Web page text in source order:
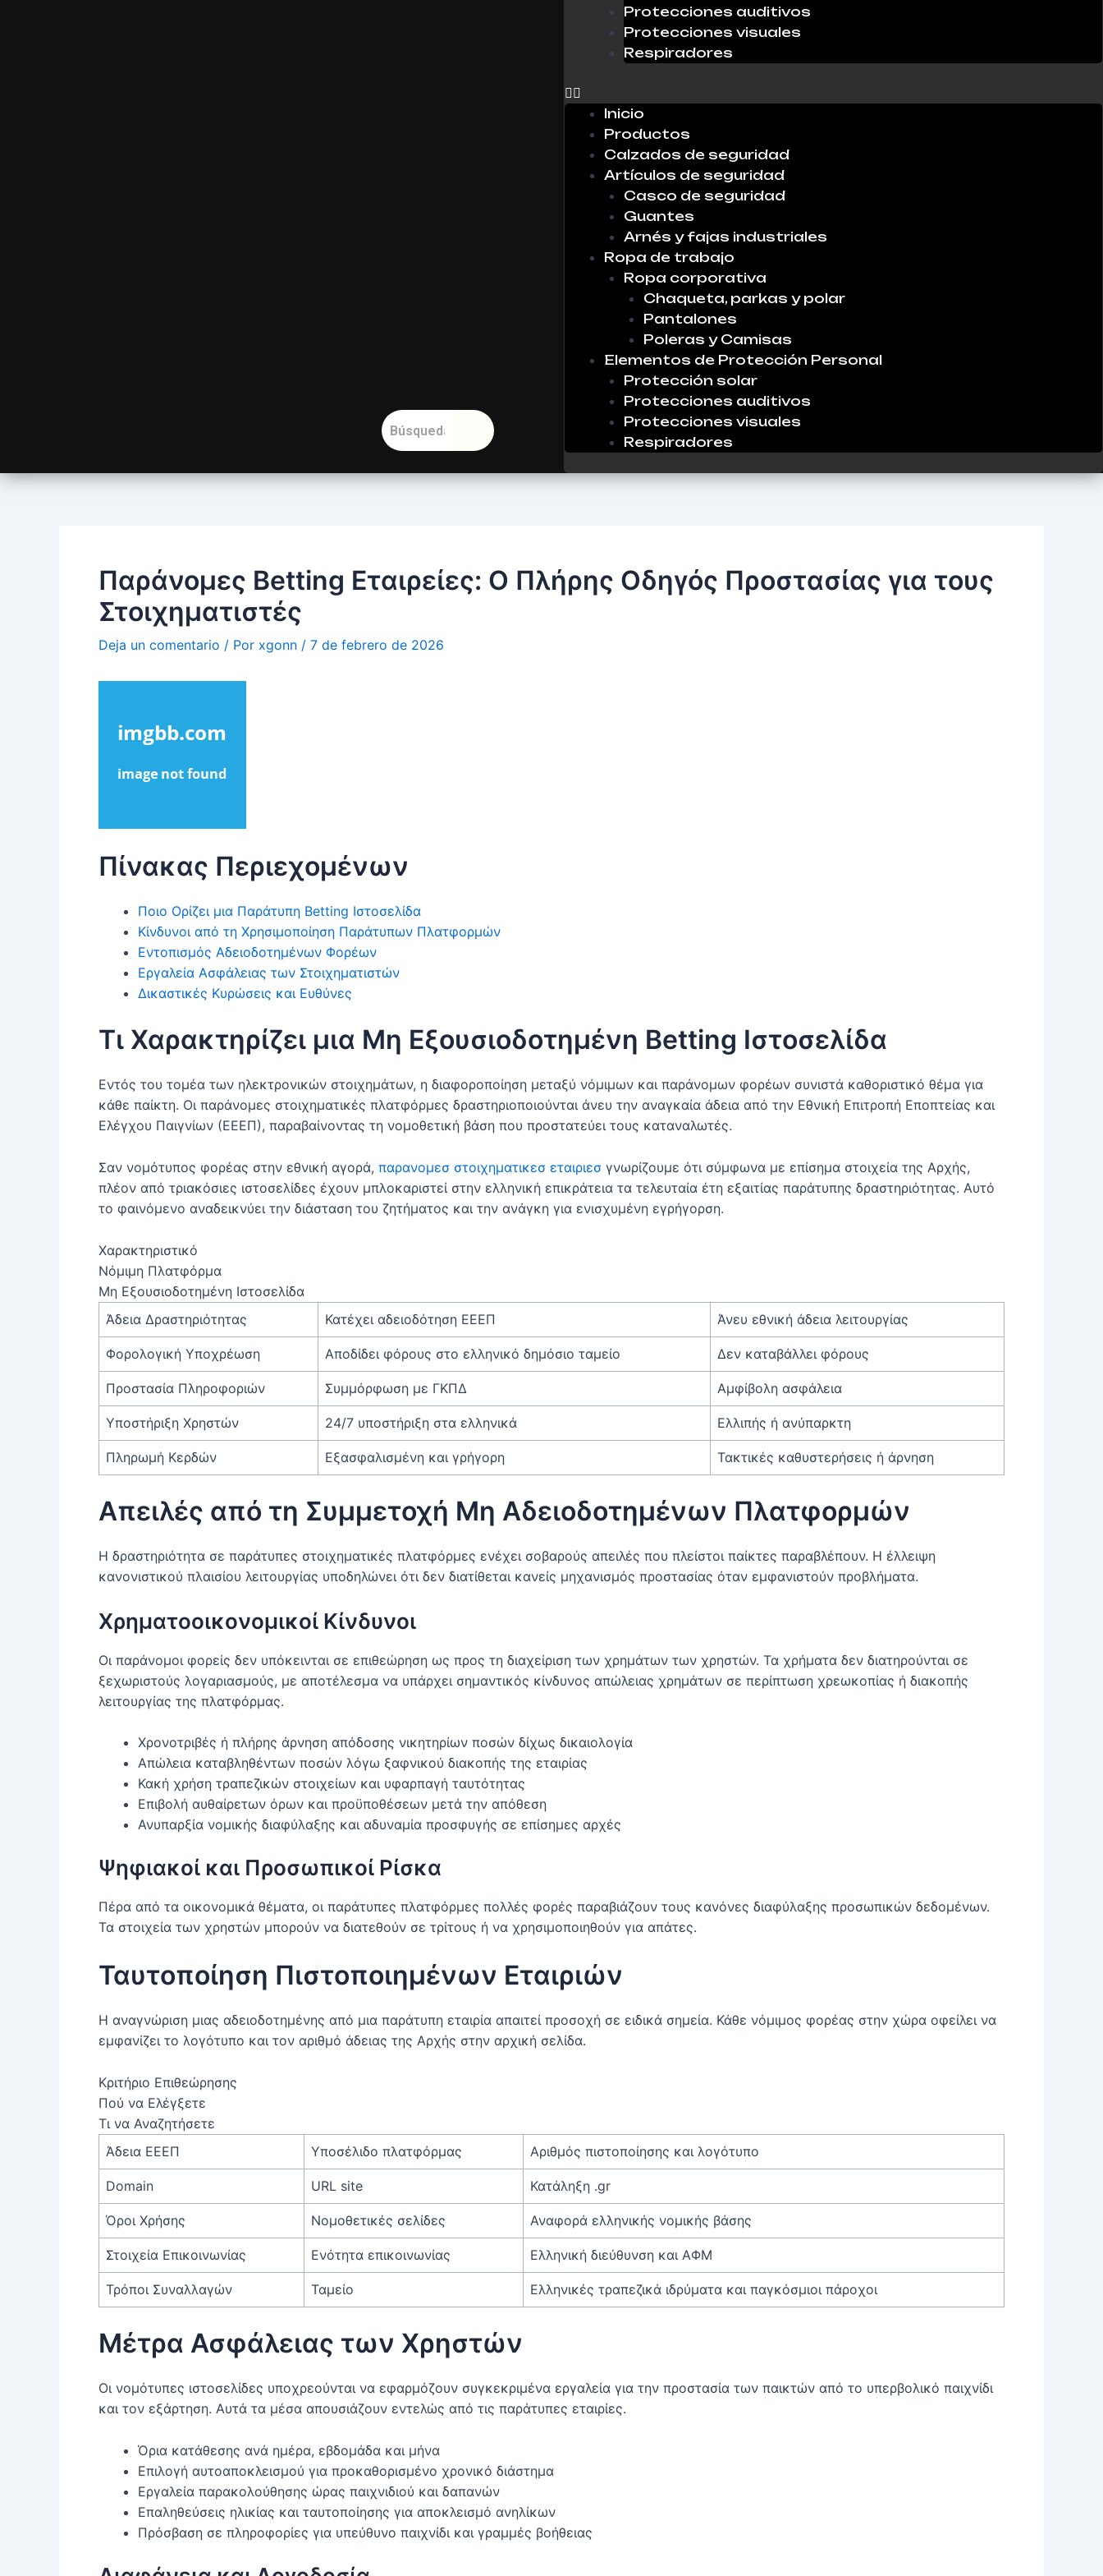
Protecciones auditivos
Protecciones visuales
Respiradores
Inicio
Productos
Calzados de seguridad
Artículos de seguridad
Casco de seguridad
Guantes
Arnés y fajas industriales
Ropa de trabajo
Ropa corporativa
Chaqueta, parkas y polar
Pantalones
Poleras y Camisas
Elementos de Protección Personal
Protección solar
Protecciones auditivos
Protecciones visuales
Respiradores
Παράνομες Betting Εταιρείες: Ο Πλήρης Οδηγός Προστασίας για τους
Στοιχηματιστές
Deja un comentario / Por xgonn / 7 de febrero de 2026
Πίνακας Περιεχομένων
Ποιο Ορίζει μια Παράτυπη Betting Ιστοσελίδα
Κίνδυνοι από τη Χρησιμοποίηση Παράτυπων Πλατφορμών
Εντοπισμός Αδειοδοτημένων Φορέων
Εργαλεία Ασφάλειας των Στοιχηματιστών
Δικαστικές Κυρώσεις και Ευθύνες
Τι Χαρακτηρίζει μια Μη Εξουσιοδοτημένη Betting Ιστοσελίδα
Εντός του τομέα των ηλεκτρονικών στοιχημάτων, η διαφοροποίηση μεταξύ νόμιμων και παράνομων φορέων συνιστά καθοριστικό θέμα για
κάθε παίκτη. Οι παράνομες στοιχηματικές πλατφόρμες δραστηριοποιούνται άνευ την αναγκαία άδεια από την Εθνική Επιτροπή Εποπτείας και
Ελέγχου Παιγνίων (ΕΕΕΠ), παραβαίνοντας τη νομοθετική βάση που προστατεύει τους καταναλωτές.
Σαν νομότυπος φορέας στην εθνική αγορά, παρανομεσ στοιχηματικεσ εταιριεσ γνωρίζουμε ότι σύμφωνα με επίσημα στοιχεία της Αρχής,
πλέον από τριακόσιες ιστοσελίδες έχουν μπλοκαριστεί στην ελληνική επικράτεια τα τελευταία έτη εξαιτίας παράτυπης δραστηριότητας. Αυτό
το φαινόμενο αναδεικνύει την διάσταση του ζητήματος και την ανάγκη για ενισχυμένη εγρήγορση.
Χαρακτηριστικό
Νόμιμη Πλατφόρμα
Μη Εξουσιοδοτημένη Ιστοσελίδα
Άδεια Δραστηριότητας
Κατέχει αδειοδότηση ΕΕΕΠ Άνευ εθνική άδεια λειτουργίας
Φορολογική Υποχρέωση Αποδίδει φόρους στο ελληνικό δημόσιο ταμείο Δεν καταβάλλει φόρους
Προστασία Πληροφοριών Συμμόρφωση με ΓΚΠΔ Αμφίβολη ασφάλεια
Υποστήριξη Χρηστών 24/7 υποστήριξη στα ελληνικά Ελλιπής ή ανύπαρκτη
Πληρωμή Κερδών Εξασφαλισμένη και γρήγορη Τακτικές καθυστερήσεις ή άρνηση
Απειλές από τη Συμμετοχή Μη Αδειοδοτημένων Πλατφορμών
Η δραστηριότητα σε παράτυπες στοιχηματικές πλατφόρμες ενέχει σοβαρούς απειλές που πλείστοι παίκτες παραβλέπουν. Η έλλειψη
κανονιστικού πλαισίου λειτουργίας υποδηλώνει ότι δεν διατίθεται κανείς μηχανισμός προστασίας όταν εμφανιστούν προβλήματα.
Χρηματοοικονομικοί Κίνδυνοι
Οι παράνομοι φορείς δεν υπόκεινται σε επιθεώρηση ως προς τη διαχείριση των χρημάτων των χρηστών. Τα χρήματα δεν διατηρούνται σε
ξεχωριστούς λογαριασμούς, με αποτέλεσμα να υπάρχει σημαντικός κίνδυνος απώλειας χρημάτων σε περίπτωση χρεωκοπίας ή διακοπής
λειτουργίας της πλατφόρμας.
Χρονοτριβές ή πλήρης άρνηση απόδοσης νικητηρίων ποσών δίχως δικαιολογία
Απώλεια καταβληθέντων ποσών λόγω ξαφνικού διακοπής της εταιρίας
Κακή χρήση τραπεζικών στοιχείων και υφαρπαγή ταυτότητας
Επιβολή αυθαίρετων όρων και προϋποθέσεων μετά την απόθεση
Ανυπαρξία νομικής διαφύλαξης και αδυναμία προσφυγής σε επίσημες αρχές
Ψηφιακοί και Προσωπικοί Ρίσκα
Πέρα από τα οικονομικά θέματα, οι παράτυπες πλατφόρμες πολλές φορές παραβιάζουν τους κανόνες διαφύλαξης προσωπικών δεδομένων.
Τα στοιχεία των χρηστών μπορούν να διατεθούν σε τρίτους ή να χρησιμοποιηθούν για απάτες.
Ταυτοποίηση Πιστοποιημένων Εταιριών
Η αναγνώριση μιας αδειοδοτημένης από μια παράτυπη εταιρία απαιτεί προσοχή σε ειδικά σημεία. Κάθε νόμιμος φορέας στην χώρα οφείλει να
εμφανίζει το λογότυπο και τον αριθμό άδειας της Αρχής στην αρχική σελίδα.
Κριτήριο Επιθεώρησης
Πού να Ελέγξετε
Τι να Αναζητήσετε
Άδεια ΕΕΕΠ
Υποσέλιδο πλατφόρμας Αριθμός πιστοποίησης και λογότυπο
Domain URL site Κατάληξη .gr
Όροι Χρήσης Νομοθετικές σελίδες Αναφορά ελληνικής νομικής βάσης
Στοιχεία Επικοινωνίας Ενότητα επικοινωνίας Ελληνική διεύθυνση και ΑΦΜ
Τρόποι Συναλλαγών Ταμείο Ελληνικές τραπεζικά ιδρύματα και παγκόσμιοι πάροχοι
Μέτρα Ασφάλειας των Χρηστών
Οι νομότυπες ιστοσελίδες υποχρεούνται να εφαρμόζουν συγκεκριμένα εργαλεία για την προστασία των παικτών από το υπερβολικό παιχνίδι
και τον εξάρτηση. Αυτά τα μέσα απουσιάζουν εντελώς από τις παράτυπες εταιρίες.
Όρια κατάθεσης ανά ημέρα, εβδομάδα και μήνα
Επιλογή αυτοαποκλεισμού για προκαθορισμένο χρονικό διάστημα
Εργαλεία παρακολούθησης ώρας παιχνιδιού και δαπανών
Επαληθεύσεις ηλικίας και ταυτοποίησης για αποκλεισμό ανηλίκων
Πρόσβαση σε πληροφορίες για υπεύθυνο παιχνίδι και γραμμές βοήθειας